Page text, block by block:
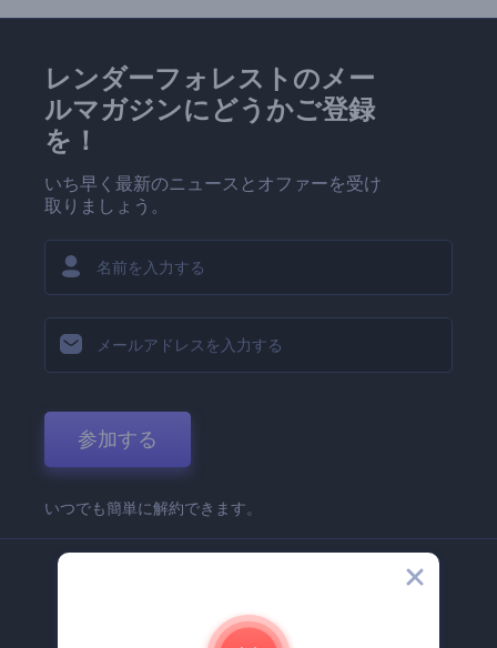
レンダーフォレストのメー
ルマガジンにどうかご登録
を！
いち早く最新のニュースとオファーを受け
取りましょう。
参加する
いつでも簡単に解約できます。
Renderforest 企業情報